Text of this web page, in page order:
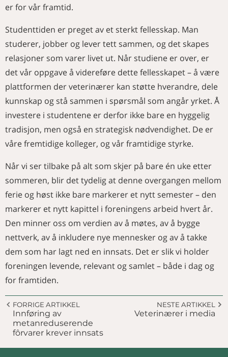
er for vår framtid.
Studenttiden er preget av et sterkt fellesskap. Man
studerer, jobber og lever tett sammen, og det skapes
relasjoner som varer livet ut. Når studiene er over, er
det vår oppgave å videreføre dette fellesskapet – å være
plattformen der veterinærer kan støtte hverandre, dele
kunnskap og stå sammen i spørsmål som angår yrket. Å
investere i studentene er derfor ikke bare en hyggelig
tradisjon, men også en strategisk nødvendighet. De er
våre fremtidige kolleger, og vår framtidige styrke.
Når vi ser tilbake på alt som skjer på bare én uke etter
sommeren, blir det tydelig at denne overgangen mellom
ferie og høst ikke bare markerer et nytt semester – den
markerer et nytt kapittel i foreningens arbeid hvert år.
Den minner oss om verdien av å møtes, av å bygge
nettverk, av å inkludere nye mennesker og av å takke
dem som har lagt ned en innsats. Det er slik vi holder
foreningen levende, relevant og samlet – både i dag og
for framtiden.
FORRIGE ARTIKKEL
Innføring av
metanreduserende
fôrvarer krever innsats
NESTE ARTIKKEL
Veterinærer i media